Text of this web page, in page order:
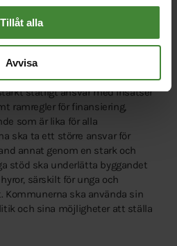
Tillåt alla
Avvisa
bostadspolitiken har
bostaden som en social
statligt ansvar med insatser
ramregler för finansiering,
som är lika för alla
ska ta ett större ansvar för
annat genom en stark och
stöd ska underlätta byggandet
särskilt för unga och
Kommunerna ska använda sin
och sina möjligheter att ställa